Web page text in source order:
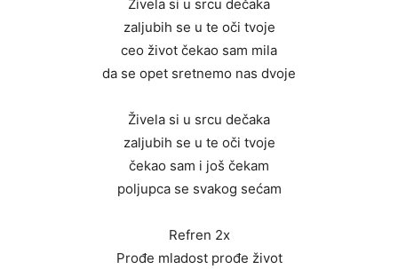
Živela si u srcu dečaka
zaljubih se u te oči tvoje
ceo život čekao sam mila
da se opet sretnemo nas dvoje
Živela si u srcu dečaka
zaljubih se u te oči tvoje
čekao sam i još čekam
poljupca se svakog sećam
Refren 2x
Prođe mladost prođe život